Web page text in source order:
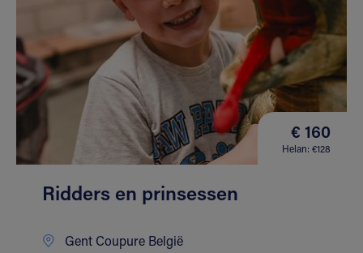
€ 160
Helan: €128
Ridders en prinsessen
Gent Coupure België